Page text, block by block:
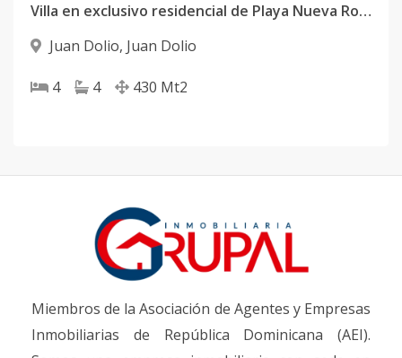
Villa en exclusivo residencial de Playa Nueva Romana
Juan Dolio, Juan Dolio
4 4 430 Mt2
Miembros de la Asociación de Agentes y Empresas
Inmobiliarias de República Dominicana (AEI).